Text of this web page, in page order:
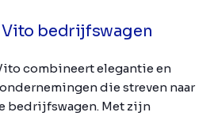
Vito bedrijfswagen
combineert elegantie en
die streven naar
bedrijfswagen. Met zijn